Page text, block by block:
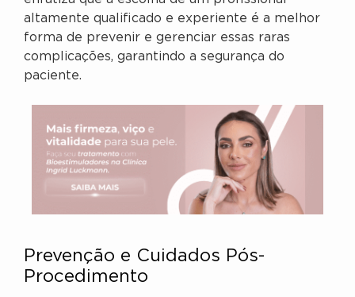
altamente qualificado e experiente é a melhor
forma de prevenir e gerenciar essas raras
complicações, garantindo a segurança do
paciente.
Prevenção e Cuidados Pós-
Procedimento